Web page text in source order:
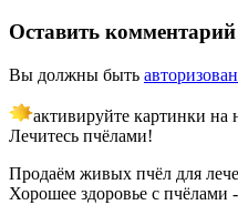
Оставить комментарий
Вы должны быть
активируйте картинки на
Лечитесь пчёлами!
Продаём живых пчёл для
Хорошее здоровье с пчёлами